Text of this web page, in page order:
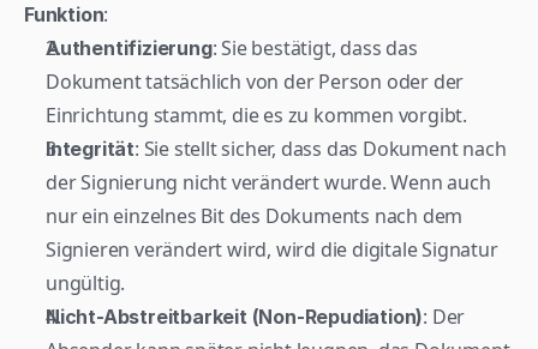
Funktion:
Authentifizierung: Sie bestätigt, dass das
Dokument tatsächlich von der Person oder der
Einrichtung stammt, die es zu kommen vorgibt.
Integrität: Sie stellt sicher, dass das Dokument nach
der Signierung nicht verändert wurde. Wenn auch
nur ein einzelnes Bit des Dokuments nach dem
Signieren verändert wird, wird die digitale Signatur
ungültig.
Nicht-Abstreitbarkeit (Non-Repudiation): Der